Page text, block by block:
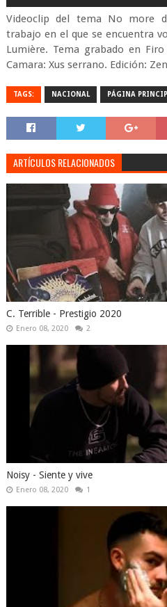
Videoclip del tema No more
trabajo en el que se encuentra
Lumière. Tema grabado en
Camara: Xus serrano. Edición:
TAGS: NACIONAL PÁGINA
ARTÍCULOS RELACIONADOS
C. Terrible - Prestigio 2020
Enero 08, 2020 2
Noisy - Siente y vive
Enero 08, 2020 1